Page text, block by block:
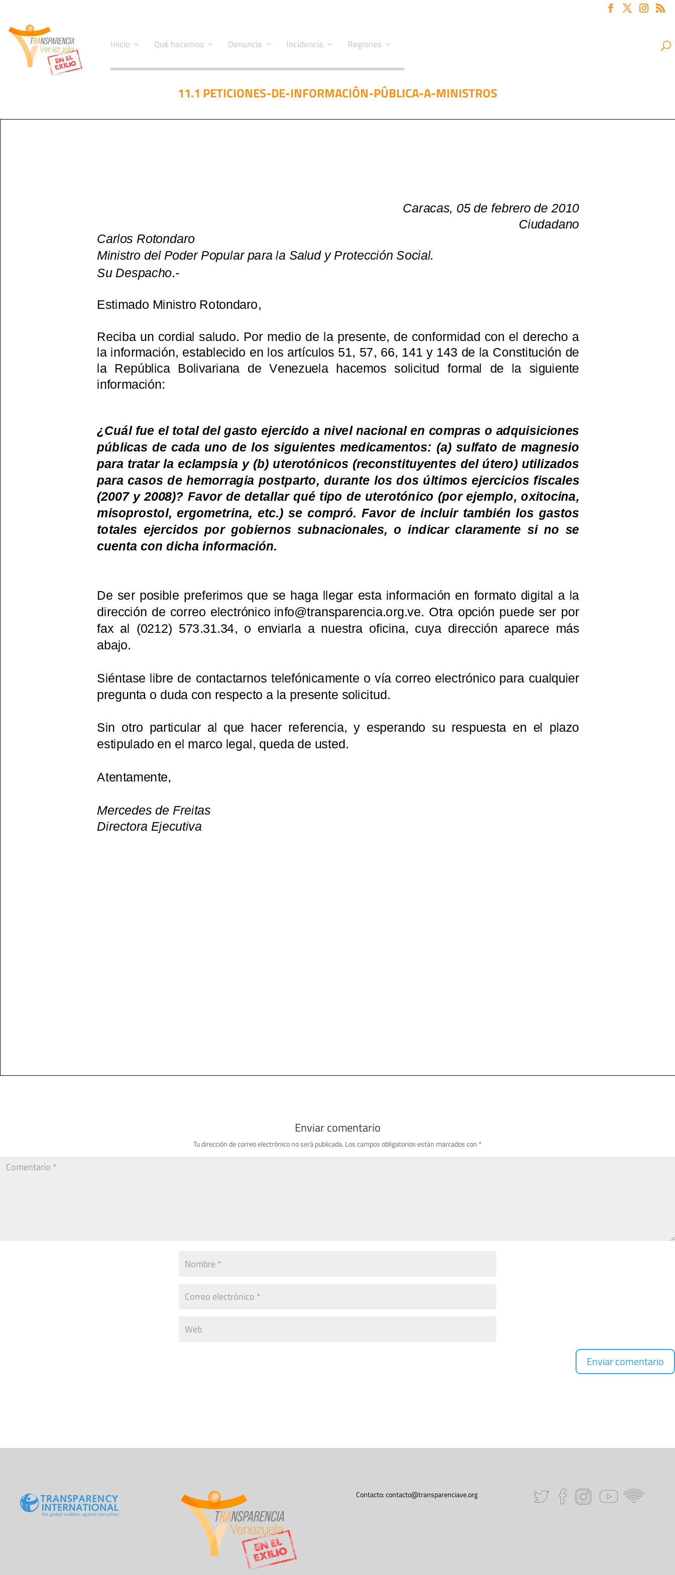
Inicio Qué hacemos Denuncia Incidencia Regiones
11.1 PETICIONES-DE-INFORMACIÓN-PÚBLICA-A-MINISTROS
Enviar comentario
Tu dirección de correo electrónico no será publicada. Los campos obligatorios están marcados con *
Contacto:contacto@transparenciave.org